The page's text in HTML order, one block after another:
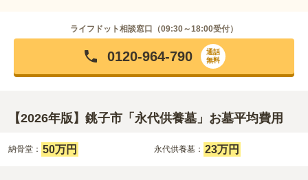
ライフドット相談窓口（09:30～18:00受付）
0120-964-790
通話
無料
【2026年版】銚子市「永代供養墓」お墓平均費用
納骨堂： 50万円 永代供養墓： 23万円